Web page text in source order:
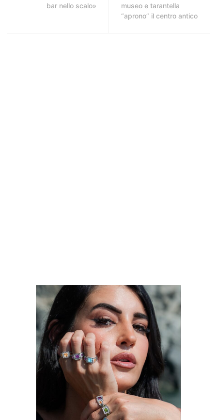
bar nello scalo»
museo e tarantella
“aprono” il centro antico